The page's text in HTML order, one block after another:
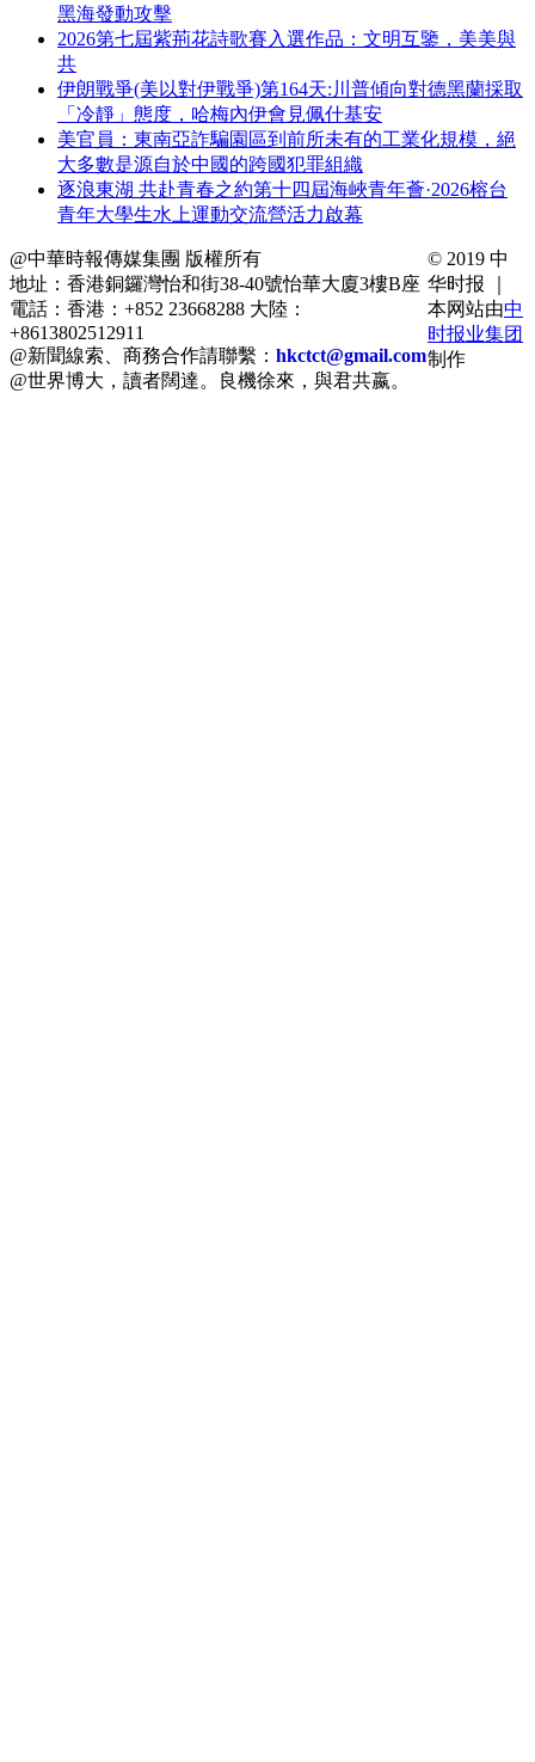
黑海發動攻擊
2026第七屆紫荊花詩歌賽入選作品：文明互鑒，美美與
共
伊朗戰爭(美以對伊戰爭)第164天:川普傾向對德黑蘭採取
「冷靜」態度，哈梅內伊會見佩什基安
美官員：東南亞詐騙園區到前所未有的工業化規模，絕
大多數是源自於中國的跨國犯罪組織
逐浪東湖 共赴青春之約第十四屆海峽青年薈·2026榕台
青年大學生水上運動交流營活力啟幕
@中華時報傳媒集團 版權所有
地址：香港銅鑼灣怡和街38-40號怡華大廈3樓B座
電話：香港：+852 23668288 大陸：
+8613802512911
@新聞線索、商務合作請聯繫： hkctct@gmail.com
@世界博大，讀者闊達。良機徐來，與君共嬴。
© 2019 中
华时报 ｜
本网站由中
时报业集团
制作